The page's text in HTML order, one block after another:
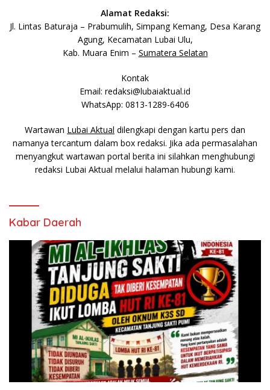
Alamat Redaksi:
Jl. Lintas Baturaja – Prabumulih, Simpang Kemang, Desa Karang
Agung, Kecamatan Lubai Ulu,
Kab. Muara Enim – Sumatera Selatan
Kontak
Email: redaksi@lubaiaktual.id
WhatsApp: 0813-1289-6406
Wartawan Lubai Aktual dilengkapi dengan kartu pers dan
namanya tercantum dalam box redaksi. Jika ada permasalahan
menyangkut wartawan portal berita ini silahkan menghubungi
redaksi Lubai Aktual melalui halaman hubungi kami.
Kabar Daerah